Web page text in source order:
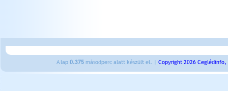
A lap 0.375 másodperc alatt készült el. | Copyright 2026